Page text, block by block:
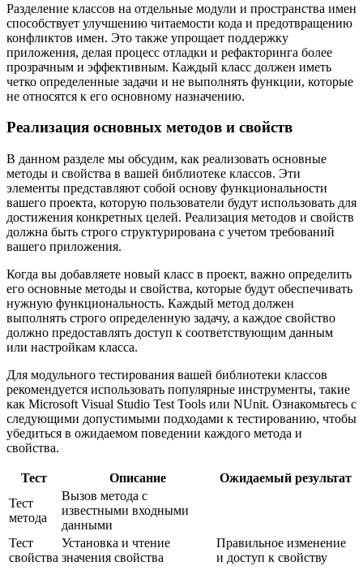
Разделение классов на отдельные модули и пространства имен
способствует улучшению читаемости кода и предотвращению
конфликтов имен. Это также упрощает поддержку
приложения, делая процесс отладки и рефакторинга более
прозрачным и эффективным. Каждый класс должен иметь
четко определенные задачи и не выполнять функции, которые
не относятся к его основному назначению.
Реализация основных методов и свойств
В данном разделе мы обсудим, как реализовать основные
методы и свойства в вашей библиотеке классов. Эти
элементы представляют собой основу функциональности
вашего проекта, которую пользователи будут использовать для
достижения конкретных целей. Реализация методов и свойств
должна быть строго структурирована с учетом требований
вашего приложения.
Когда вы добавляете новый класс в проект, важно определить
его основные методы и свойства, которые будут обеспечивать
нужную функциональность. Каждый метод должен
выполнять строго определенную задачу, а каждое свойство
должно предоставлять доступ к соответствующим данным
или настройкам класса.
Для модульного тестирования вашей библиотеки классов
рекомендуется использовать популярные инструменты, такие
как Microsoft Visual Studio Test Tools или NUnit. Ознакомьтесь с
следующими допустимыми подходами к тестированию, чтобы
убедиться в ожидаемом поведении каждого метода и
свойства.
Тест Описание
Ожидаемый результат
Тест
метода
Вызов метода с
известными входными
данными
Тест
свойства
Установка и чтение
значения свойства
Правильное изменение
и доступ к свойству